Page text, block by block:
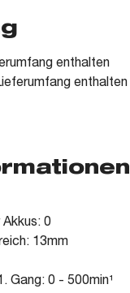
enthalten
enthalten
0
13mm
Gang: 0 - 500min¹